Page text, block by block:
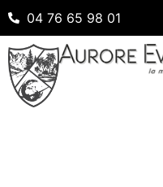
04 76 65 98 01